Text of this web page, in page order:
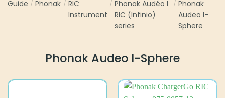
Guide / Phonak / RIC
Instrument
/ Phonak Audéo I
RIC (Infinio)
series
/ Phonak
Audeo I-
Sphere
Phonak Audeo I-Sphere